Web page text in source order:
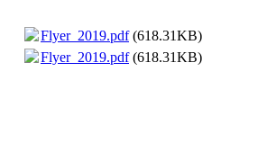
Flyer_2019.pdf(618.31KB)
Flyer_2019.pdf(618.31KB)